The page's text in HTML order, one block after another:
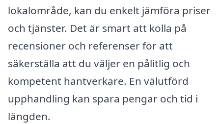
lokalområde, kan du enkelt jämföra priser
och tjänster. Det är smart att kolla på
recensioner och referenser för att
säkerställa att du väljer en pålitlig och
kompetent hantverkare. En välutförd
upphandling kan spara pengar och tid i
längden.